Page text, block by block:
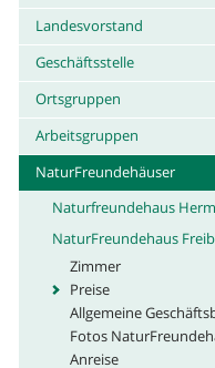
Landesvorstand
Geschäftsstelle
Ortsgruppen
Arbeitsgruppen
NaturFreundehäuser
Naturfreundehaus
NaturFreundehaus
Zimmer
Preise
Allgemeine
Fotos
Anreise